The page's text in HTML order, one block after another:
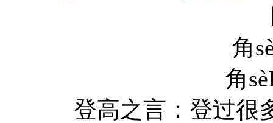
角
角
登高之言：登过很